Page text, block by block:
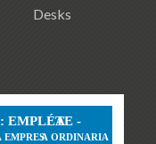
Desks